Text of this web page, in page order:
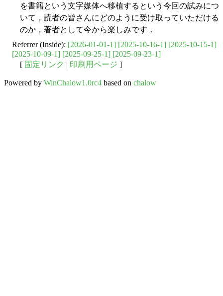
を書籍という文字媒体へ移植するという今回の試みにつ
いて，読者の皆さんにどのように受け取っていただける
のか，著者として今から楽しみです．
Referrer (Inside): [2026-01-01-1] [2025-10-16-1] [2025-10-15-1]
[2025-10-09-1] [2025-09-25-1] [2025-09-23-1]
[ 固定リンク | 印刷用ページ ]
Powered by WinChalow1.0rc4 based on chalow